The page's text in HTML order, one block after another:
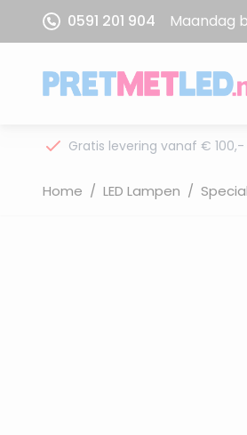
Ga naar de inhoud
0591 201 904 Maandag
Gratis levering vanaf € 100,-
Home / LED Lampen /